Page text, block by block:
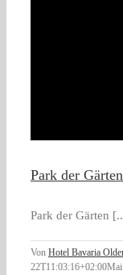
Park der Gärten
Park der Gärten
Von Hotel Bavaria
22T11:03:16+02:00Mai